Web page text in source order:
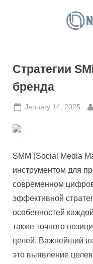
Стратегии
бренда
Posted
January 14, 2025
SMM (Social Media
инструментом для
современном
эффективной
особенностей
также точного
целей. Важнейший
это выявление